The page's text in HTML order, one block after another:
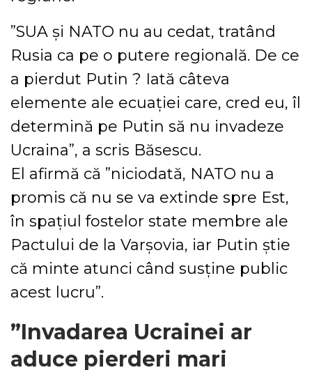
”SUA şi NATO nu au cedat, tratând
Rusia ca pe o putere regională. De ce
a pierdut Putin ? Iată câteva
elemente ale ecuaţiei care, cred eu, îl
determină pe Putin să nu invadeze
Ucraina”, a scris Băsescu.
El afirmă că ”niciodată, NATO nu a
promis că nu se va extinde spre Est,
în spaţiul fostelor state membre ale
Pactului de la Varşovia, iar Putin ştie
că minte atunci când susţine public
acest lucru”.
”Invadarea Ucrainei ar
aduce pierderi mari